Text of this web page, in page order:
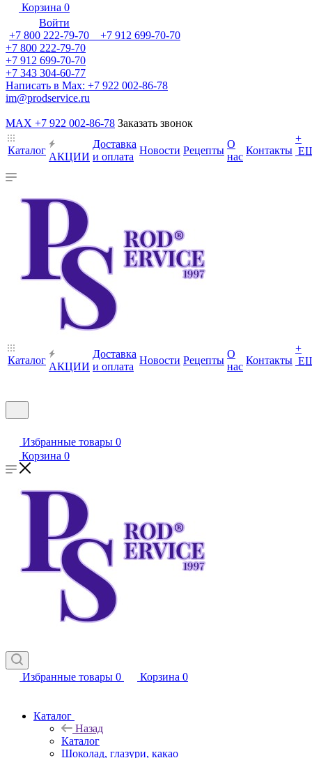
Корзина 0
Войти
+7 800 222-79-70 +7 912 699-70-70
+7 800 222-79-70
+7 912 699-70-70
+7 343 304-60-77
Написать в Max: +7 922 002-86-78
im@prodservice.ru
MAX +7 922 002-86-78 Заказать звонок
Каталог
АКЦИИ
Доставка
и оплата
Новости Рецепты
О
нас
Контакты
+
Каталог
АКЦИИ
Доставка
и оплата
Новости Рецепты
О
нас
Контакты
+
Избранные товары 0
Корзина 0
Избранные товары 0 Корзина 0
Каталог
Назад
Каталог
Шоколад, глазури, какао